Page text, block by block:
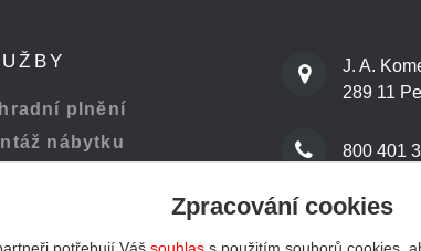
plnění
nábytku
J. A.
289 11
800 401
Zpracování cookies